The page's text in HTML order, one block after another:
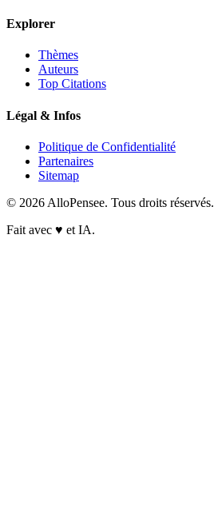
Explorer
Thèmes
Auteurs
Top Citations
Légal & Infos
Politique de Confidentialité
Partenaires
Sitemap
© 2026 AlloPensee. Tous droits réservés.
Fait avec ♥ et IA.